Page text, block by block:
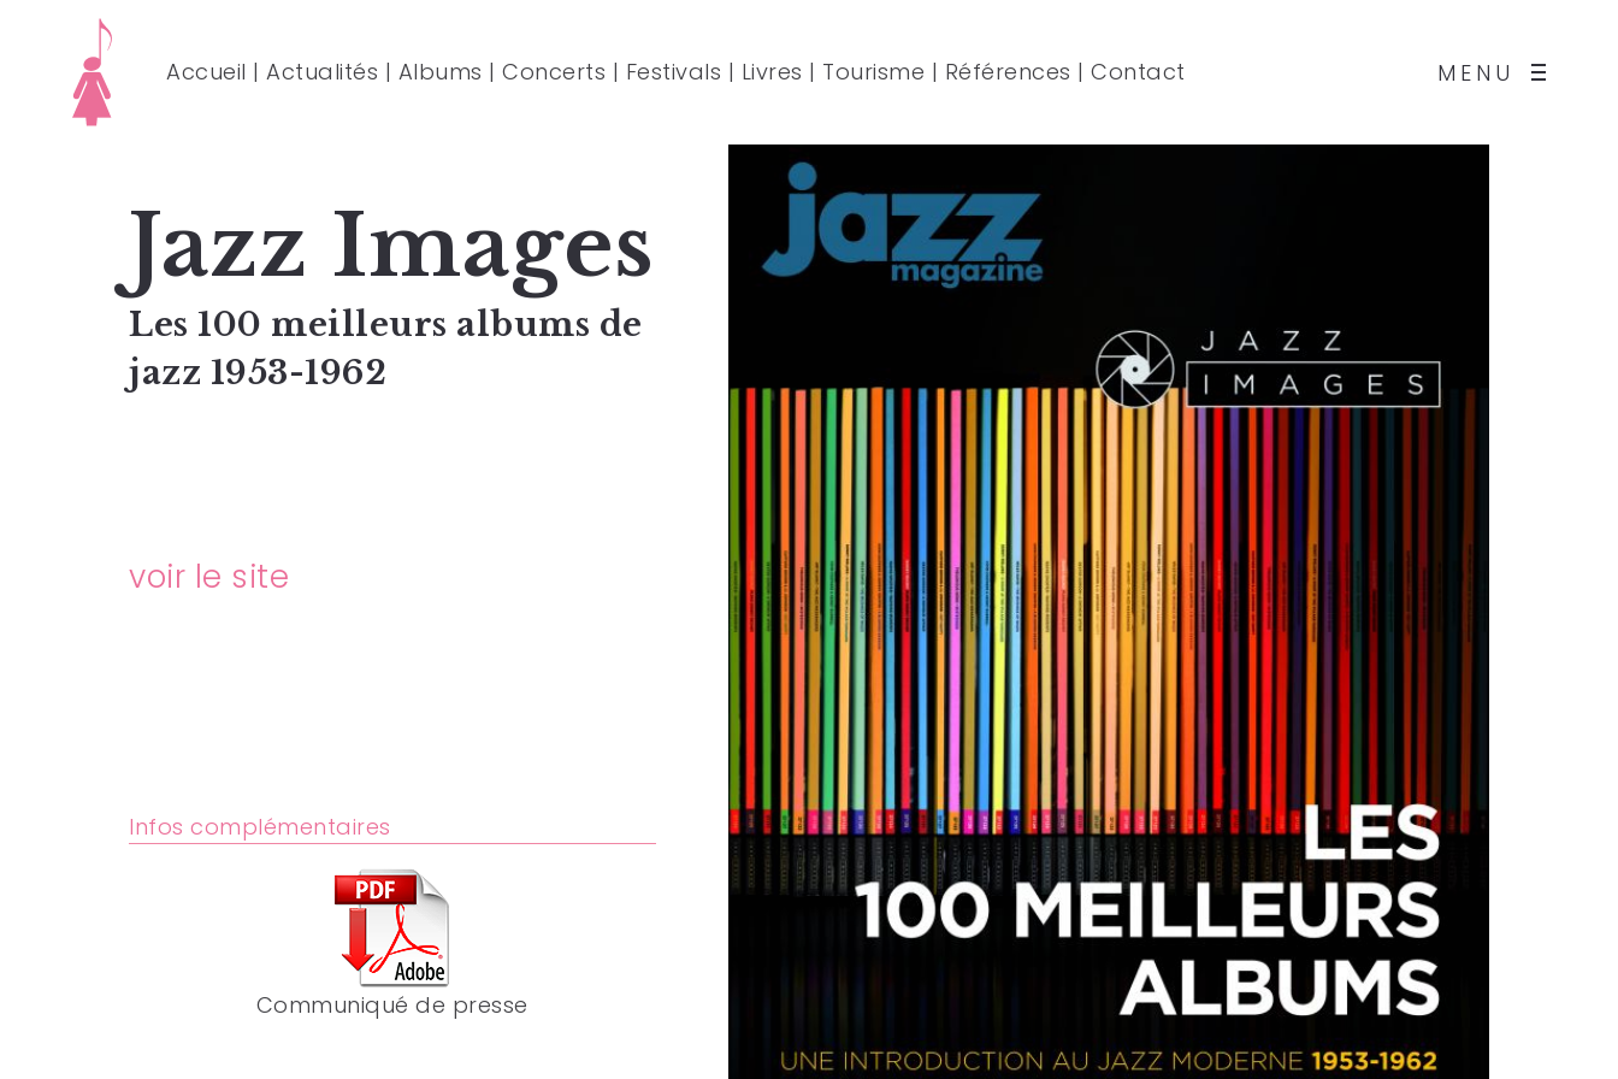
MENU
Accueil | Actualités | Albums | Concerts | Festivals | Livres | Tourisme | Références | Contact
Jazz Images
Les 100 meilleurs albums de
jazz 1953-1962
voir le site
Infos complémentaires
Communiqué de presse